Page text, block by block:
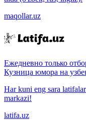
maqollar.uz
Ежедневно только
Кузница юмора на
Har kuni eng sara
markazi!
latifa.uz